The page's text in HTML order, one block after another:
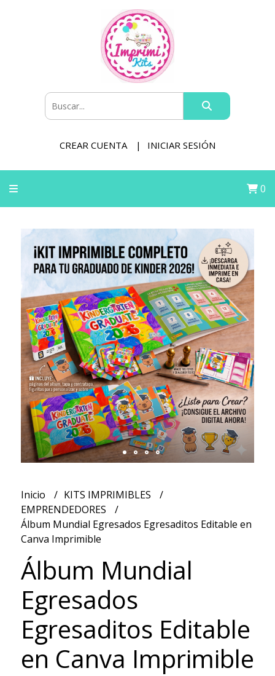
CREAR CUENTA INICIAR SESIÓN
0
Inicio
KITS IMPRIMIBLES
EMPRENDEDORES
Álbum Mundial Egresados Egresaditos Editable en
Canva Imprimible
Álbum Mundial
Egresados
Egresaditos Editable
en Canva Imprimible